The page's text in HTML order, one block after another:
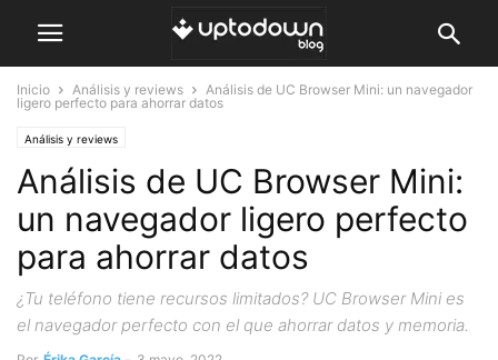
Inicio Análisis y reviews
Análisis de UC Browser Mini: un navegador
ligero perfecto para ahorrar datos
Análisis y reviews
Análisis de UC Browser Mini:
un navegador ligero perfecto
para ahorrar datos
¿Tu teléfono tiene recursos limitados? UC Browser Mini es
el navegador perfecto con el que ahorrar datos y memoria.